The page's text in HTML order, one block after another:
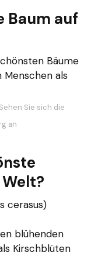
Baum auf
Bäume
als
Sehen Sie sich die
an
cerasus)
blühenden
Kirschblüten